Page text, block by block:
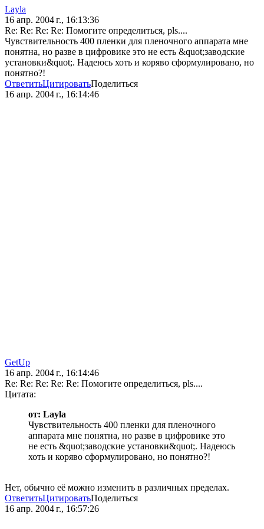
Layla
16 апр. 2004 г., 16:13:36
Re: Re: Re: Re: Помогите определиться, pls....
Чувствительность 400 пленки для пленочного аппарата мне
понятна, но разве в цифровике это не есть &quot;заводские
установки&quot;. Надеюсь хоть и коряво сформулировано, но
понятно?!
ОтветитьЦитироватьПоделиться
16 апр. 2004 г., 16:14:46
GetUp
16 апр. 2004 г., 16:14:46
Re: Re: Re: Re: Re: Помогите определиться, pls....
Цитата:
от: Layla
Чувствительность 400 пленки для пленочного
аппарата мне понятна, но разве в цифровике это
не есть &quot;заводские установки&quot;. Надеюсь
хоть и коряво сформулировано, но понятно?!
Нет, обычно её можно изменить в различных пределах.
ОтветитьЦитироватьПоделиться
16 апр. 2004 г., 16:57:26